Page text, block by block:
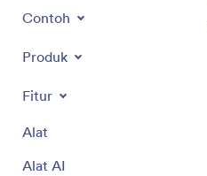
Contoh
Produk
Fitur
Alat
Alat AI